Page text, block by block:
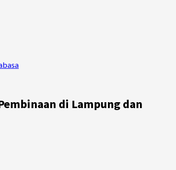
di Lampung dan